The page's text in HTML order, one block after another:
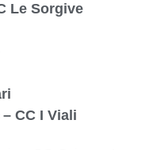
Le Sorgive
CC I Viali